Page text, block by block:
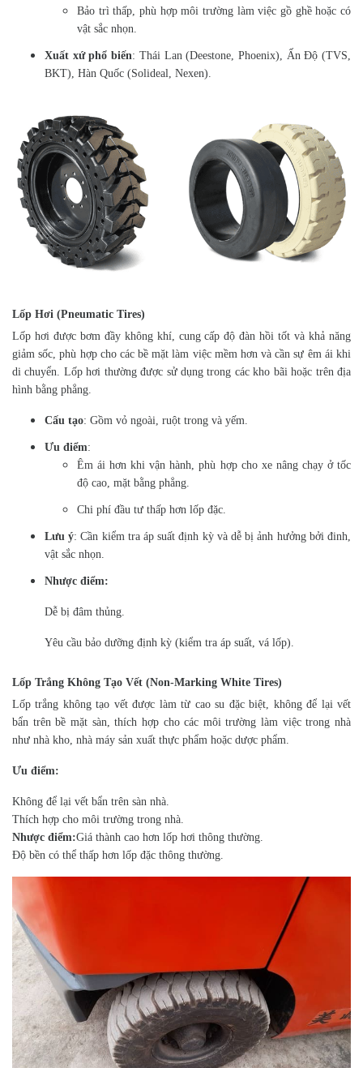
Bảo trì thấp, phù hợp môi trường làm việc gồ ghề hoặc có
vật sắc nhọn.
Xuất xứ phổ biến: Thái Lan (Deestone, Phoenix), Ấn Độ (TVS,
BKT), Hàn Quốc (Solideal, Nexen).
Lốp Hơi (Pneumatic Tires)
Lốp hơi được bơm đầy không khí, cung cấp độ đàn hồi tốt và khả năng
giảm sốc, phù hợp cho các bề mặt làm việc mềm hơn và cần sự êm ái khi
di chuyển. Lốp hơi thường được sử dụng trong các kho bãi hoặc trên địa
hình bằng phẳng.
Cấu tạo: Gồm vỏ ngoài, ruột trong và yếm.
Ưu điểm:
Êm ái hơn khi vận hành, phù hợp cho xe nâng chạy ở tốc
độ cao, mặt bằng phẳng.
Chi phí đầu tư thấp hơn lốp đặc.
Lưu ý: Cần kiểm tra áp suất định kỳ và dễ bị ảnh hưởng bởi đinh,
vật sắc nhọn.
Nhược điểm:
Dễ bị đâm thủng.
Yêu cầu bảo dưỡng định kỳ (kiểm tra áp suất, vá lốp).
Lốp Trắng Không Tạo Vết (Non-Marking White Tires)
Lốp trắng không tạo vết được làm từ cao su đặc biệt, không để lại vết
bẩn trên bề mặt sàn, thích hợp cho các môi trường làm việc trong nhà
như nhà kho, nhà máy sản xuất thực phẩm hoặc dược phẩm.
Ưu điểm:
Không để lại vết bẩn trên sàn nhà.
Thích hợp cho môi trường trong nhà.
Nhược điểm:Giá thành cao hơn lốp hơi thông thường.
Độ bền có thể thấp hơn lốp đặc thông thường.